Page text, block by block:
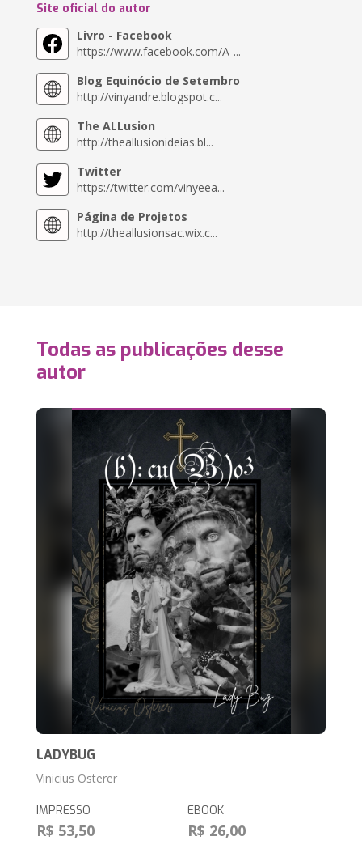
Site oficial do autor
Livro - Facebook
https://www.facebook.com/A-...
Blog Equinócio de Setembro
http://vinyandre.blogspot.c...
The ALLusion
http://theallusionideias.bl...
Twitter
https://twitter.com/vinyeea...
Página de Projetos
http://theallusionsac.wix.c...
Todas as publicações desse
autor
LADYBUG
Vinicius Osterer
IMPRESSO
R$ 53,50
EBOOK
R$ 26,00